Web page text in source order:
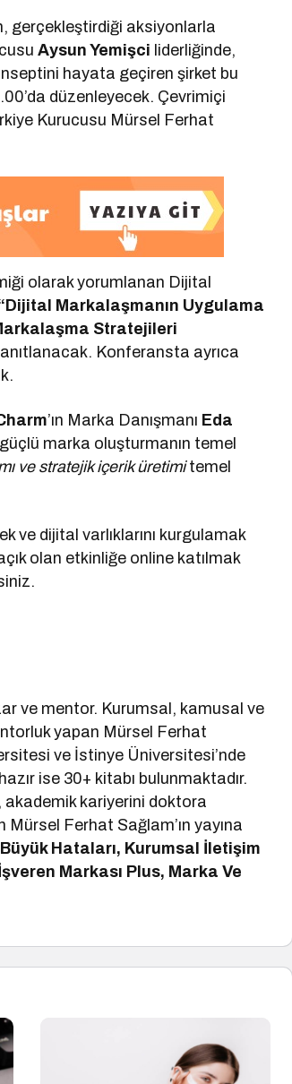
gerçekleştirdiği aksiyonlarla
Aysun Yemişci liderliğinde,
hayata geçiren şirket bu
düzenleyecek. Çevrimiçi
Kurucusu Mürsel Ferhat
olarak yorumlanan Dijital
Markalaşmanın Uygulama
Stratejileri
Konferansta ayrıca
’ın Marka Danışmanı Eda
marka oluşturmanın temel
ve stratejik içerik üretimitemel
ve dijital varlıklarını kurgulamak
olan etkinliğe online katılmak
ve mentor. Kurumsal, kamusal ve
yapan Mürsel Ferhat
ve İstinye Üniversitesi’nde
ise 30+ kitabı bulunmaktadır.
akademik kariyerini doktora
Ferhat Sağlam’ın yayına
Hataları, Kurumsal İletişim
Markası Plus, Marka Ve